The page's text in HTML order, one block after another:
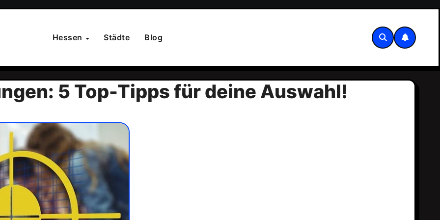
Hessen Städte Blog
5 Top-Tipps für deine Auswahl!